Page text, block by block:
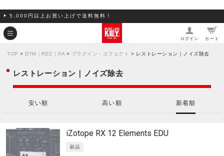
5,000円以上お買い上げで送料無料！
ログイン カート
TOP > DTM｜REC｜PA > プラグイン・エフェクト > レストレーション｜ノイズ除去
レストレーション｜ノイズ除去
安い順 高い順 新着順
iZotope RX 12 Elements EDU